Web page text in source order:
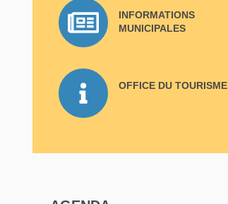
INFORMATIONS
MUNICIPALES
OFFICE DU TOURISME